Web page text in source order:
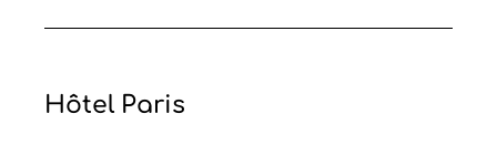
Hôtel Paris